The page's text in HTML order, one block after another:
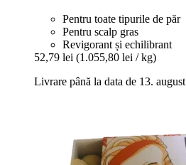
Pentru toate tipurile de păr
Pentru scalp gras
Revigorant și echilibrant
52,79 lei (1.055,80 lei / kg)
Livrare până la data de 13. august